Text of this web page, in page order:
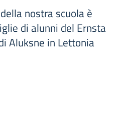
nostra scuola è
di alunni del Ernsta
Aluksne in Lettonia